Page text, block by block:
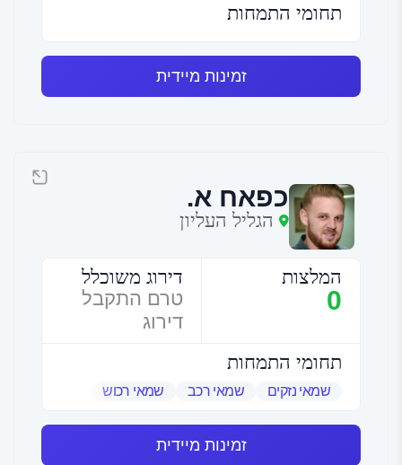
תחומי התמחות
זמינות מיידית
כפאח א.
הגליל העליון
המלצות
0
דירוג משוכלל
טרם התקבל
דירוג
תחומי התמחות
שמאי נזקים שמאי רכב שמאי רכוש
זמינות מיידית